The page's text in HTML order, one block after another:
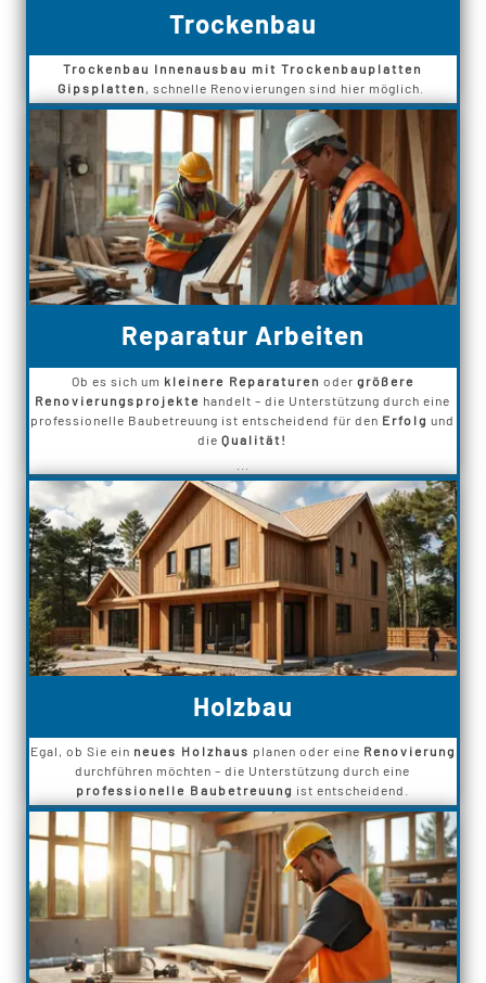
Trockenbau
Trockenbau Innenausbau mit Trockenbauplatten
Gipsplatten , schnelle Renovierungen sind hier möglich.
Reparatur Arbeiten
Ob es sich um kleinere Reparaturen oder größere
Renovierungsprojekte handelt – die Unterstützung durch eine
professionelle Baubetreuung ist entscheidend für den Erfolg und
dieQualität!
Holzbau
Egal, ob Sie ein neues Holzhaus planen oder eine Renovierung
durchführen möchten – die Unterstützung durch eine
professionelle Baubetreuung ist entscheidend.